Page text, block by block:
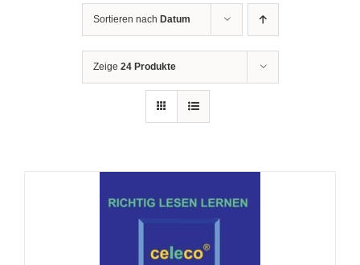
Sortieren nach Datum
Zeige 24 Produkte